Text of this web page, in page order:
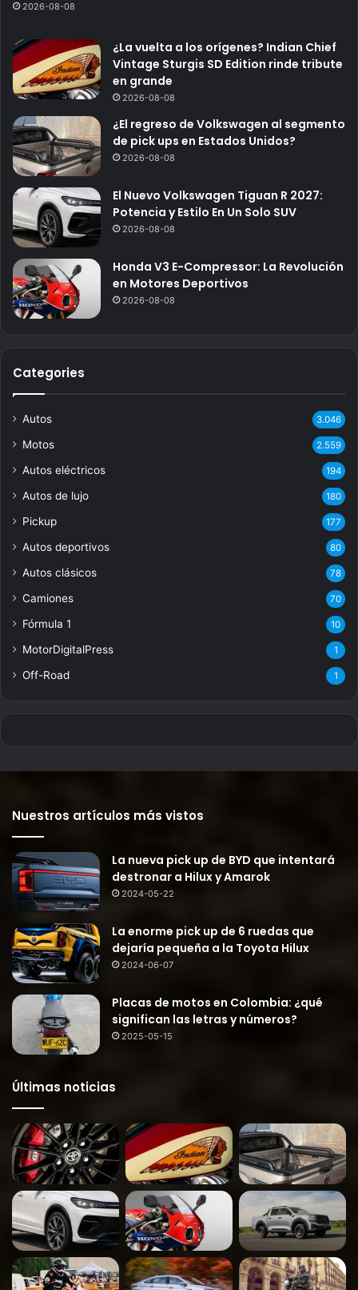
2026-08-08
¿La vuelta a los orígenes? Indian Chief
Vintage Sturgis SD Edition rinde tribute
en grande
2026-08-08
¿El regreso de Volkswagen al segmento
de pick ups en Estados Unidos?
2026-08-08
El Nuevo Volkswagen Tiguan R 2027:
Potencia y Estilo En Un Solo SUV
2026-08-08
Honda V3 E-Compressor: La Revolución
en Motores Deportivos
2026-08-08
Categories
Autos 3.046
Motos 2.559
Autos eléctricos 194
Autos de lujo 180
Pickup 177
Autos deportivos 80
Autos clásicos 78
Camiones 70
Fórmula 1 10
MotorDigitalPress 1
Off-Road 1
Nuestros artículos más vistos
La nueva pick up de BYD que intentará
destronar a Hilux y Amarok
2024-05-22
La enorme pick up de 6 ruedas que
dejaría pequeña a la Toyota Hilux
2024-06-07
Placas de motos en Colombia: ¿qué
significan las letras y números?
2025-05-15
Últimas noticias